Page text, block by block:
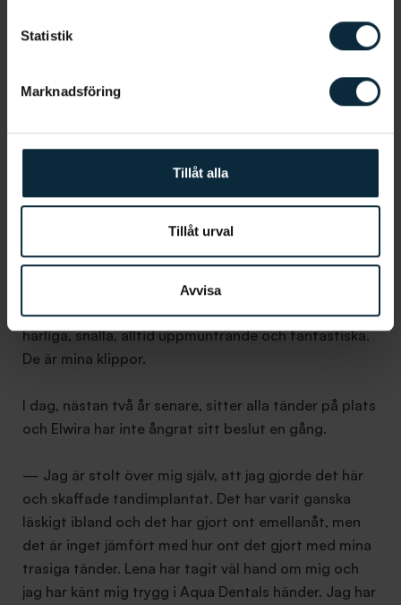
Statistik
Marknadsföring
Tillåt alla
Tillåt urval
Avvisa
"De är mina klippor"
många besök på kliniken i Sollentuna, både hos
tandläkare och tandhygienisten Sema. Under
Aqua Dental bedriver för att träffa
specialisttandläkare. Inflammationen i käkbenen
behandlades och alla tänder drogs ut i fyra
— Att komma till kliniken i Sollentuna har till slut
blivit som att besöka mina behandlare hemma hos
dem. Lena och Sema är som mina vänner. De är
härliga, snälla, alltid uppmuntrande och fantastiska.
De är mina klippor.
I dag, nästan två år senare, sitter alla tänder på plats
och Elwira har inte ångrat sitt beslut en gång.
— Jag är stolt över mig själv, att jag gjorde det här
och skaffade tandimplantat. Det har varit ganska
läskigt ibland och det har gjort ont emellanåt, men
det är inget jämfört med hur ont det gjort med mina
trasiga tänder. Lena har tagit väl hand om mig och
jag har känt mig trygg i Aqua Dentals händer. Jag har